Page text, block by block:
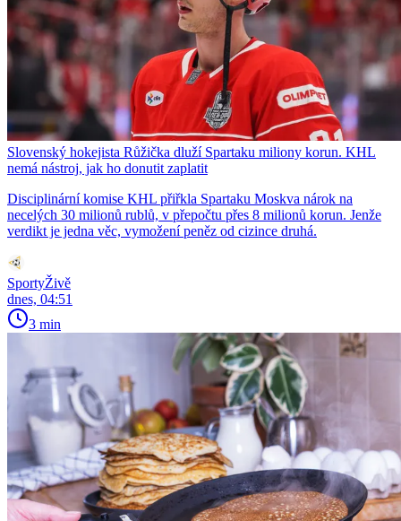
Slovenský hokejista Růžička dluží Spartaku miliony korun. KHL
nemá nástroj, jak ho donutit zaplatit
Disciplinární komise KHL přiřkla Spartaku Moskva nárok na
necelých 30 milionů rublů, v přepočtu přes 8 milionů korun. Jenže
verdikt je jedna věc, vymožení peněz od cizince druhá.
SportyŽivě
dnes, 04:51
3 min